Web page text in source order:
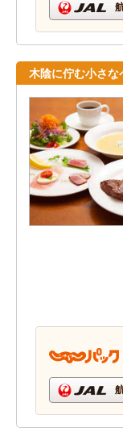
木陰に佇む小さな